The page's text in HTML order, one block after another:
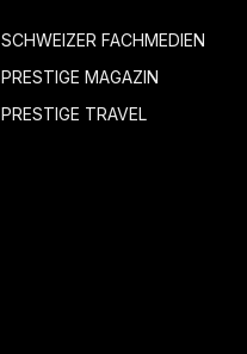
SCHWEIZER FACHMEDIEN
PRESTIGE MAGAZIN
PRESTIGE TRAVEL